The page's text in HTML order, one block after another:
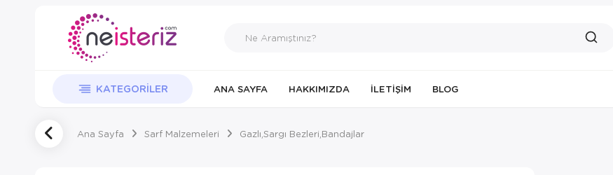
KATEGORILER ANA SAYFA HAKKIMIZDA İLETIŞIM BLOG
Ana Sayfa Sarf Malzemeleri Gazlı,Sargı Bezleri,Bandajlar